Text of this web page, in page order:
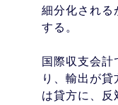
細分化される
する。
国際収支会計
り、輸出が
は貸方に、反